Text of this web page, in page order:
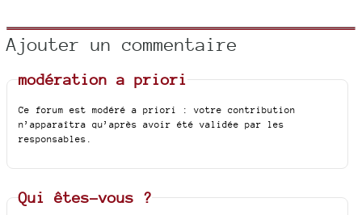
Ajouter un commentaire
modération a priori
Ce forum est modéré a priori : votre contribution
n’apparaîtra qu’après avoir été validée par les
responsables.
Qui êtes-vous ?